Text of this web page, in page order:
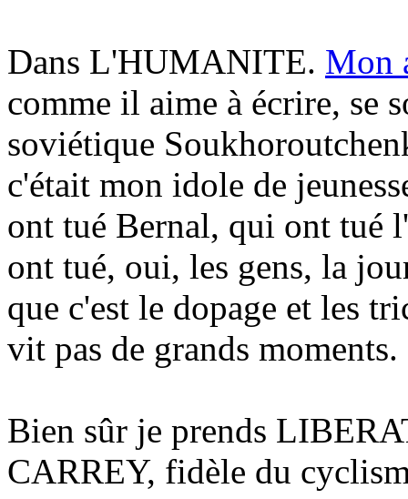
Dans L'HUMANITE. Mon
comme il aime à écrire, se
soviétique
c'était mon idole de
ont tué Bernal, qui ont tué
ont tué, oui, les gens, la
que c'est le dopage et les
vit pas de grands moments.
Bien sûr je prends
CARREY, fidèle du